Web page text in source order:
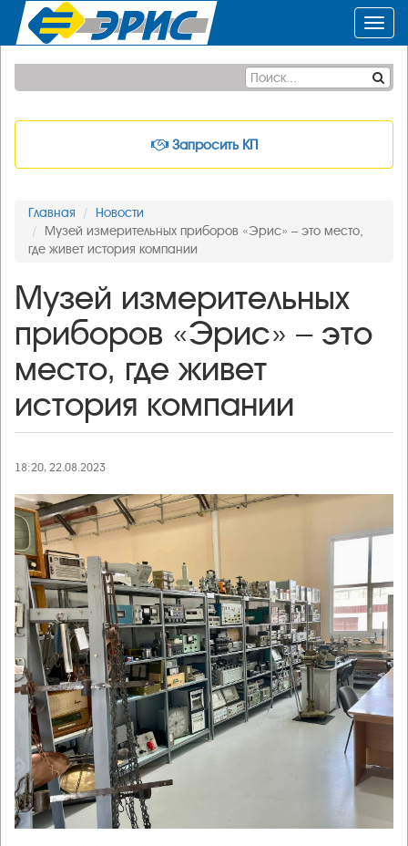
Запросить КП
Главная
Новости
Музей измерительных приборов «Эрис» – это место,
где живет история компании
Музей измерительных
приборов «Эрис» – это
место, где живет
история компании
18:20, 22.08.2023